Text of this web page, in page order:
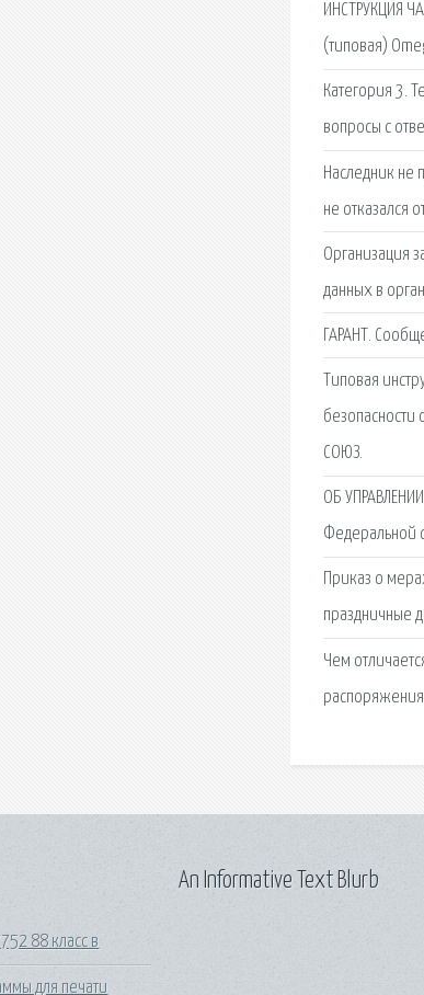
ИНСТРУКЦИЯ
(типовая)
Категория 3.
вопросы с
Наследник не
не отказался
Организация
данных в
ГАРАНТ.
Типовая
СОЮЗ.
ОБ
Федеральной
Приказ о
праздничные
Чем
88 класс в
для печати
An Informative Text Blurb